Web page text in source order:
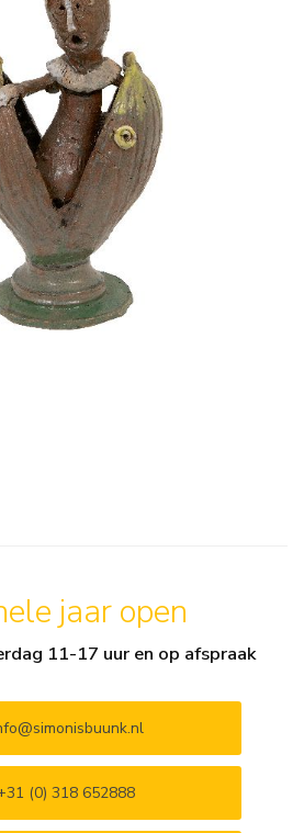
jaar open
11-17 uur en op afspraak
(0) 318 652888